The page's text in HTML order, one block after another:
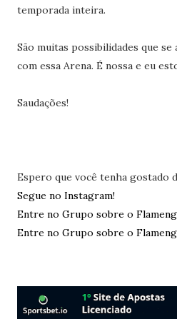
temporada inteira.
São muitas possibilidades que
com essa Arena. É nossa e eu
Saudações!
Espero que você tenha gostado
Segue no Instagram!
Entre no Grupo sobre o
Entre no Grupo sobre o